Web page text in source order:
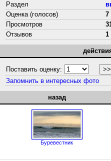
Раздел
Оценка (голосов)
7
Просмотров
Отзывов
1
Поставить оценку:
Запомнить в интересных фото
назад
Буревестник